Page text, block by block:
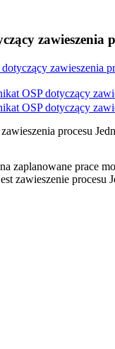
zawieszenia
zawieszenia
OSP dotyczący
OSP dotyczący
procesu
zaplanowane prace
zawieszenie procesu